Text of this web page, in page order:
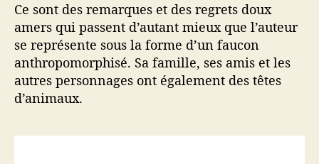
Ce sont des remarques et des regrets doux
amers qui passent d’autant mieux que l’auteur
se représente sous la forme d’un faucon
anthropomorphisé. Sa famille, ses amis et les
autres personnages ont également des têtes
d’animaux.